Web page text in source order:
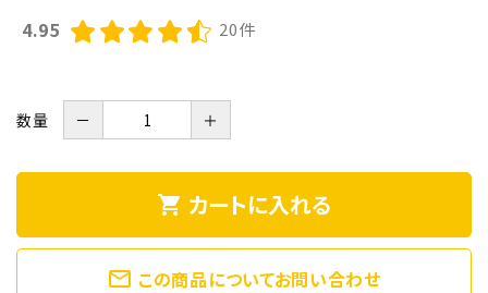
4.95 20件
数量 － ＋
shopping_cart カートに入れる
mail_outline この商品についてお問い合わせ